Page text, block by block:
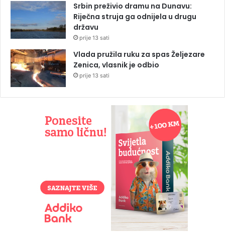
Srbin preživio dramu na Dunavu:
Riječna struja ga odnijela u drugu
državu
prije 13 sati
Vlada pružila ruku za spas Željezare
Zenica, vlasnik je odbio
prije 13 sati